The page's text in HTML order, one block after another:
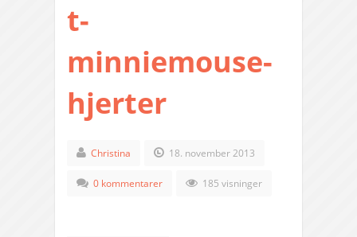
t-
minniemouse-
hjerter
Christina 18. november 2013
0 kommentarer 185 visninger